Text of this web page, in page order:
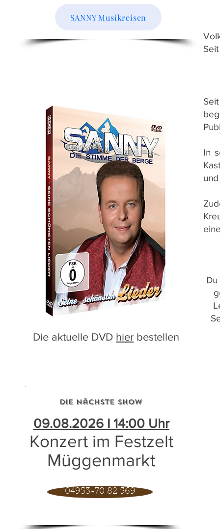
SANNY Musikreisen
In
Die aktuelle DVD hier bestellen
Die nächste show
09.08.2026 I 14:00 Uhr
Konzert im Festzelt
Müggenmarkt
04953-70 82 569